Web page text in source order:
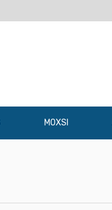
MOXSI